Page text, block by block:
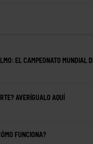
EL CAMPEONATO MUNDIAL
AVERÍGUALO AQUÍ
FUNCIONA?